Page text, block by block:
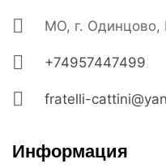
МО, г. Одинцово,
+74957447499
fratelli-
Информация